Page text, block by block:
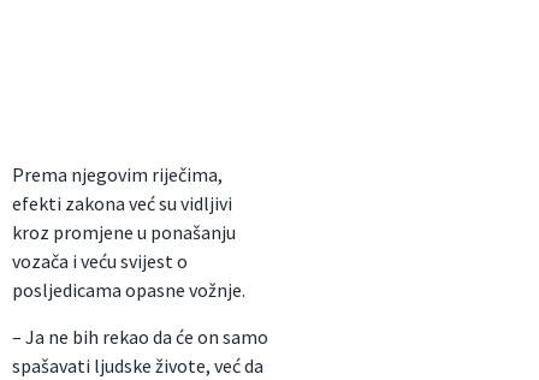
Prema njegovim riječima,
efekti zakona već su vidljivi
kroz promjene u ponašanju
vozača i veću svijest o
posljedicama opasne vožnje.
– Ja ne bih rekao da će on samo
spašavati ljudske živote, već da